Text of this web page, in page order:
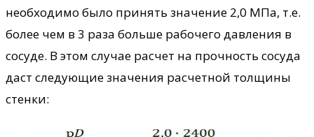
необходимо было принять значение 2,0 МПа, т.е.
более чем в 3 раза больше рабочего давления в
сосуде. В этом случае расчет на прочность сосуда
даст следующие значения расчетной толщины
стенки: